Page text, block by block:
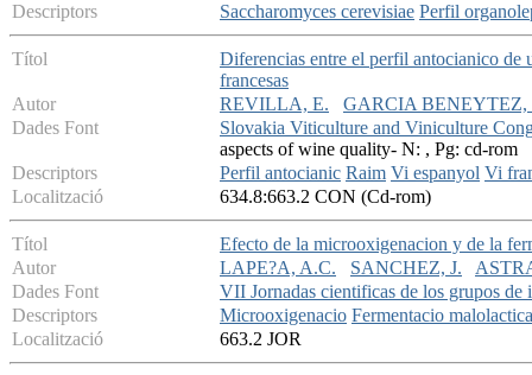
Descriptors
Saccharomyces cerevisiae Perfil
Títol
Diferencias entre el perfil antocianico de
francesas
Autor
REVILLA, E.
GARCIA BENEYTEZ,
Dades Font
Slovakia Viticulture and Viniculture
aspects of wine quality- N: , Pg: cd-rom
Descriptors
Perfil antocianic Raim Vi espanyol Vi
Localització
634.8:663.2 CON (Cd-rom)
Títol
Efecto de la microoxigenacion y de la
Autor
LAPE?A, A.C. SANCHEZ, J.
Dades Font
VII Jornadas cientificas de los grupos de
Descriptors
Microoxigenacio Fermentacio malolactica
Localització
663.2 JOR